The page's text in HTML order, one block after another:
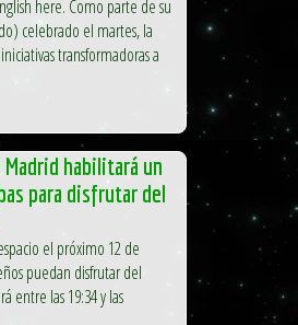
here. Como parte de su
celebrado el martes, la
transformadoras a
habilitará un
para disfrutar del
el próximo 12 de
puedan disfrutar del
entre las 19:34 y las